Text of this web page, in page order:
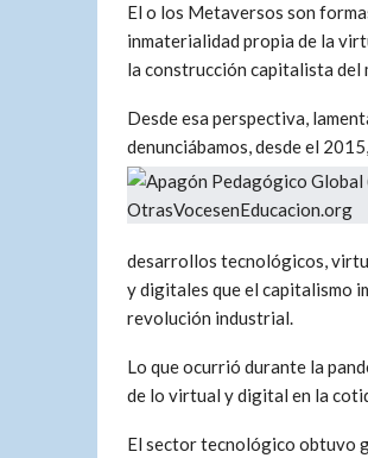
El o los Metaversos son
inmaterialidad propia de la
la construcción capitalista del
Desde esa perspectiva,
denunciábamos, desde el
desarrollos tecnológicos,
y digitales que el capitalismo
revolución industrial.
Lo que ocurrió durante la
de lo virtual y digital en la
El sector tecnológico obtuvo